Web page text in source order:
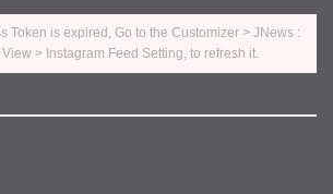
Token is expired, Go to the Customizer > JNews :
> Instagram Feed Setting, to refresh it.